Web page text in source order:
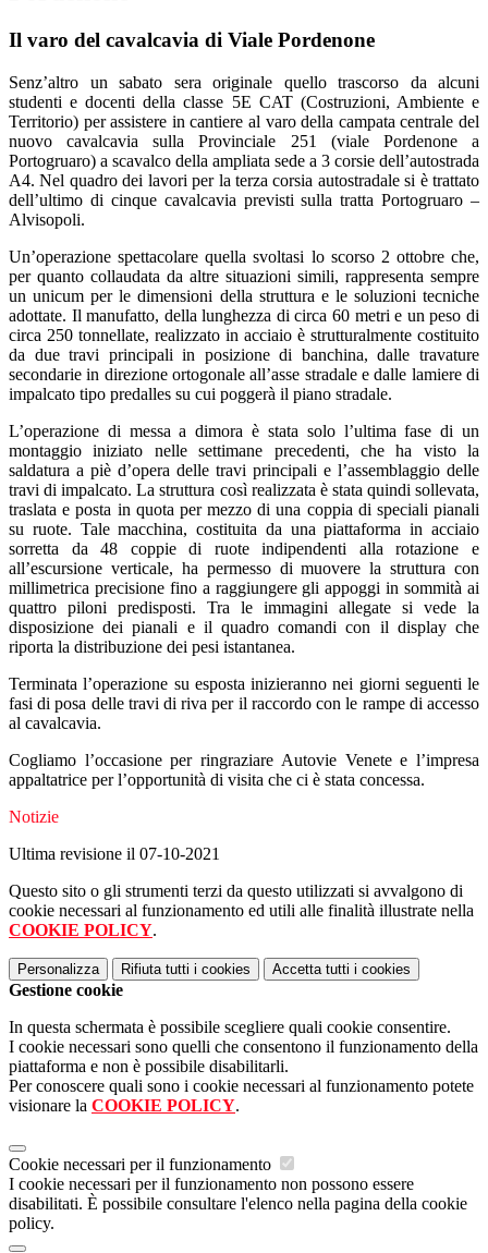
Il varo del cavalcavia di Viale Pordenone
Senz’altro un sabato sera originale quello trascorso da alcuni
studenti e docenti della classe 5E CAT (Costruzioni, Ambiente e
Territorio) per assistere in cantiere al varo della campata centrale del
nuovo cavalcavia sulla Provinciale 251 (viale Pordenone a
Portogruaro) a scavalco della ampliata sede a 3 corsie dell’autostrada
A4. Nel quadro dei lavori per la terza corsia autostradale si è trattato
dell’ultimo di cinque cavalcavia previsti sulla tratta Portogruaro –
Alvisopoli.
Un’operazione spettacolare quella svoltasi lo scorso 2 ottobre che,
per quanto collaudata da altre situazioni simili, rappresenta sempre
un unicum per le dimensioni della struttura e le soluzioni tecniche
adottate. Il manufatto, della lunghezza di circa 60 metri e un peso di
circa 250 tonnellate, realizzato in acciaio è strutturalmente costituito
da due travi principali in posizione di banchina, dalle travature
secondarie in direzione ortogonale all’asse stradale e dalle lamiere di
impalcato tipo predalles su cui poggerà il piano stradale.
L’operazione di messa a dimora è stata solo l’ultima fase di un
montaggio iniziato nelle settimane precedenti, che ha visto la
saldatura a piè d’opera delle travi principali e l’assemblaggio delle
travi di impalcato. La struttura così realizzata è stata quindi sollevata,
traslata e posta in quota per mezzo di una coppia di speciali pianali
su ruote. Tale macchina, costituita da una piattaforma in acciaio
sorretta da 48 coppie di ruote indipendenti alla rotazione e
all’escursione verticale, ha permesso di muovere la struttura con
millimetrica precisione fino a raggiungere gli appoggi in sommità ai
quattro piloni predisposti. Tra le immagini allegate si vede la
disposizione dei pianali e il quadro comandi con il display che
riporta la distribuzione dei pesi istantanea.
Terminata l’operazione su esposta inizieranno nei giorni seguenti le
fasi di posa delle travi di riva per il raccordo con le rampe di accesso
al cavalcavia.
Cogliamo l’occasione per ringraziare Autovie Venete e l’impresa
appaltatrice per l’opportunità di visita che ci è stata concessa.
Notizie
Ultima revisione il 07-10-2021
Questo sito o gli strumenti terzi da questo utilizzati si avvalgono di
cookie necessari al funzionamento ed utili alle finalità illustrate nella
COOKIE POLICY.
Personalizza Rifiuta tutti i cookies Accetta tutti i cookies
Gestione cookie
In questa schermata è possibile scegliere quali cookie consentire.
I cookie necessari sono quelli che consentono il funzionamento della
piattaforma e non è possibile disabilitarli.
Per conoscere quali sono i cookie necessari al funzionamento potete
visionare la COOKIE POLICY.
Cookie necessari per il funzionamento
I cookie necessari per il funzionamento non possono essere
disabilitati. È possibile consultare l'elenco nella pagina della cookie
policy.